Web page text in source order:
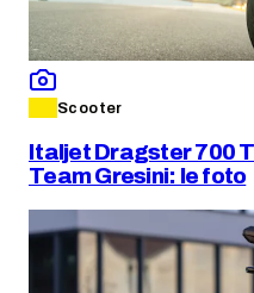
Scooter
Italjet Dragster 700
Team Gresini: le foto